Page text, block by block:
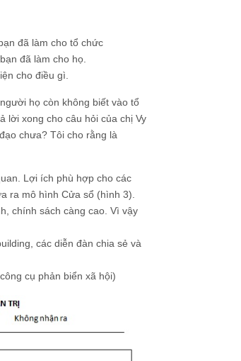
đã làm cho tổ chức
đã làm cho họ.
cho điều gì.
họ còn không biết vào tổ
lời xong cho câu hỏi của chị Vy
chưa? Tôi cho rằng là
Lợi ích phù hợp cho các
ra mô hình Cửa sổ (hình 3).
chính sách càng cao. Vì vậy
các diễn đàn chia sẻ và
cụ phản biển xã hội)